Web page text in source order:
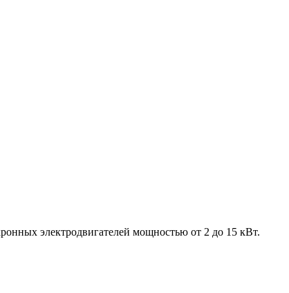
электродвигателей мощностью от 2 до 15 кВт.